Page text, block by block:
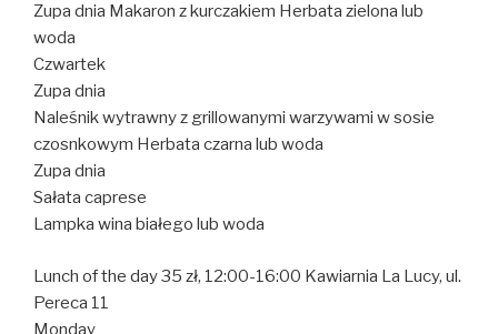
Zupa dnia Makaron z kurczakiem Herbata zielona lub
woda
Czwartek
Zupa dnia
Naleśnik wytrawny z grillowanymi warzywami w sosie
czosnkowym Herbata czarna lub woda
Zupa dnia
Sałata caprese
Lampka wina białego lub woda
Lunch of the day 35 zł, 12:00-16:00 Kawiarnia La Lucy, ul.
Pereca 11
Monday